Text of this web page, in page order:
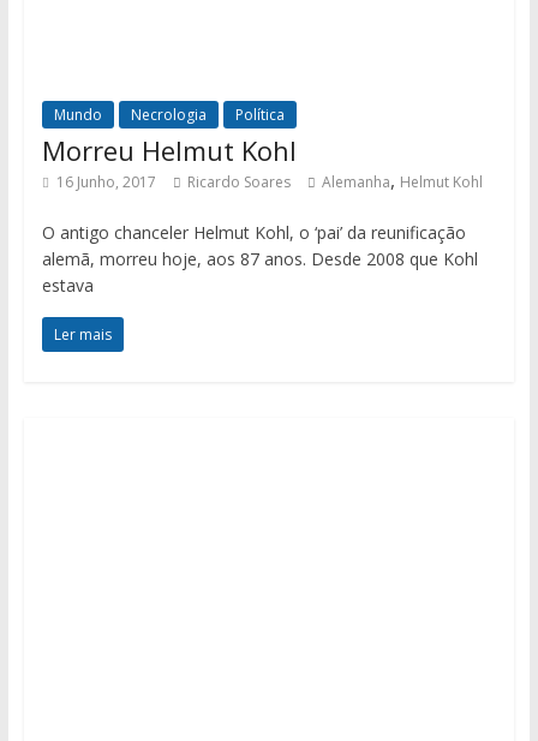
Mundo Necrologia Política
Morreu Helmut Kohl
16 Junho, 2017 Ricardo Soares Alemanha, Helmut Kohl
O antigo chanceler Helmut Kohl, o ‘pai’ da reunificação
alemã, morreu hoje, aos 87 anos. Desde 2008 que Kohl
estava
Ler mais